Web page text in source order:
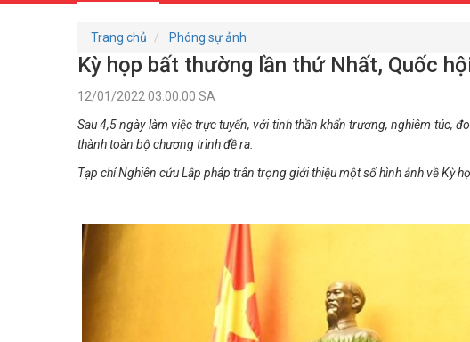
Trang chủ Phóng sự ảnh
Kỳ họp bất thường lần thứ Nhất, Quốc
12/01/2022 03:00:00 SA
Sau 4,5 ngày làm việc trực tuyến, với tinh thần khẩn trương, nghiêm túc,
thành toàn bộ chương trình đề ra.
Tạp chí Nghiên cứu Lập pháp trân trọng giới thiệu một số hình ảnh vềKỳ